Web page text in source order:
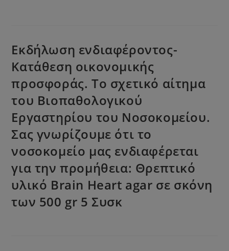
Εκδήλωση ενδιαφέροντος-
Κατάθεση οικονομικής
προσφοράς. Το σχετικό αίτημα
του Βιοπαθολογικού
Εργαστηρίου του Νοσοκομείου.
Σας γνωρίζουμε ότι το
νοσοκομείο μας ενδιαφέρεται
για την προμήθεια: Θρεπτικό
υλικό Brain Heart agar σε σκόνη
των 500 gr 5 Συσκ